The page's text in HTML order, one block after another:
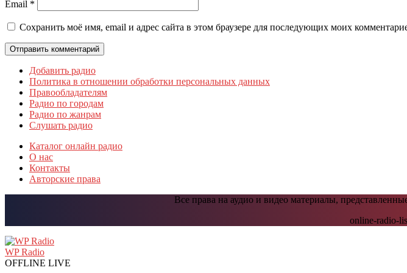
Email *
Сохранить моё имя, email и адрес сайта в этом браузере для последующих моих
Добавить радио
Политика в отношении обработки персональных данных
Правообладателям
Радио по городам
Радио по жанрам
Слушать радио
Каталог онлайн радио
О нас
Контакты
Авторские права
Все права на аудио и видео материалы,
online-radio-
Прокрутить
вверх
WP Radio
OFFLINE LIVE